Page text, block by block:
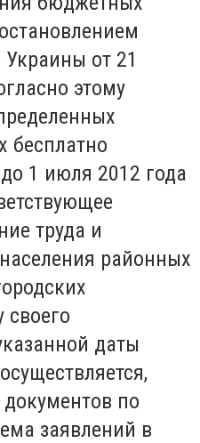
от 21
этому
бесплатно
1 июля 2012 года
труда и
районных
своего
даты
по
заявлений в